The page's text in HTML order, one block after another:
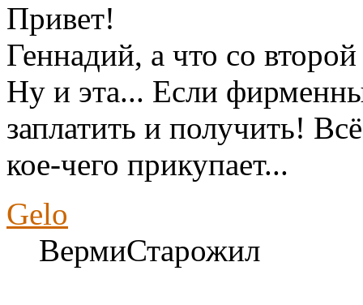
Привет!
Геннадий, а что со
Ну и эта... Если
заплатить и получить!
кое-чего прикупает...
Gelo
ВермиСтарожил